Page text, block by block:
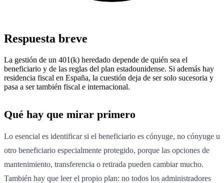
Respuesta breve
La gestión de un 401(k) heredado depende de quién sea el
beneficiario y de las reglas del plan estadounidense. Si además hay
residencia fiscal en España, la cuestión deja de ser solo sucesoria y
pasa a ser también fiscal e internacional.
Qué hay que mirar primero
Lo esencial es identificar si el beneficiario es cónyuge, no cónyuge u
otro beneficiario especialmente protegido, porque las opciones de
mantenimiento, transferencia o retirada pueden cambiar mucho.
También hay que leer el propio plan: no todos los administradores